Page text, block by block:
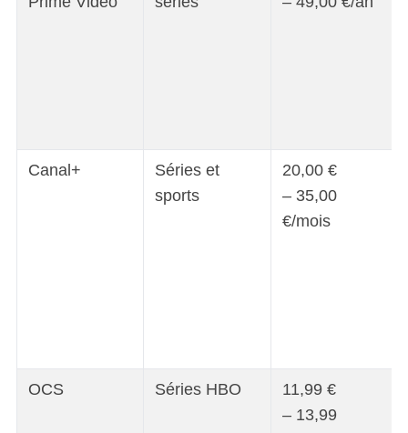
Canal+
Séries et
sports
20,00 €
– 35,00
€/mois
OCS Séries HBO
11,99 €
– 13,99